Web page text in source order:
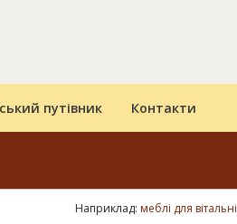
путівник Контакти
Наприклад: меблі для вітальні